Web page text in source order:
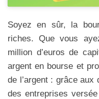
Soyez en sûr, la
riches. Que vous
million d’euros de
argent en bourse et
de l’argent : grâce aux
des entreprises